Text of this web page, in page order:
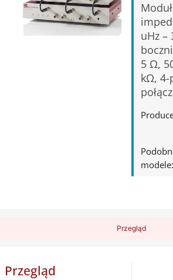
uHz –
5 Ω,
kΩ, 4-
modele:
Przegląd
Przegląd